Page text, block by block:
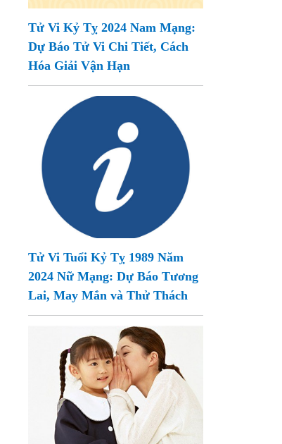
Tử Vi Kỷ Tỵ 2024 Nam Mạng:
Dự Báo Tử Vi Chi Tiết, Cách
Hóa Giải Vận Hạn
Tử Vi Tuổi Kỷ Tỵ 1989 Năm
2024 Nữ Mạng: Dự Báo Tương
Lai, May Mắn và Thử Thách